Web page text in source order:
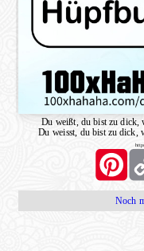
Du weißt, du bist zu dick,
Du weisst, du bist zu dick,
Noch